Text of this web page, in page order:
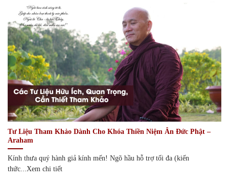
Tư Liệu Tham Khảo Dành Cho Khóa Thiền Niệm Ân Đức Phật –
Araham
Kính thưa quý hành giả kính mến! Ngõ hầu hỗ trợ tối đa (kiến
thức...Xem chi tiết